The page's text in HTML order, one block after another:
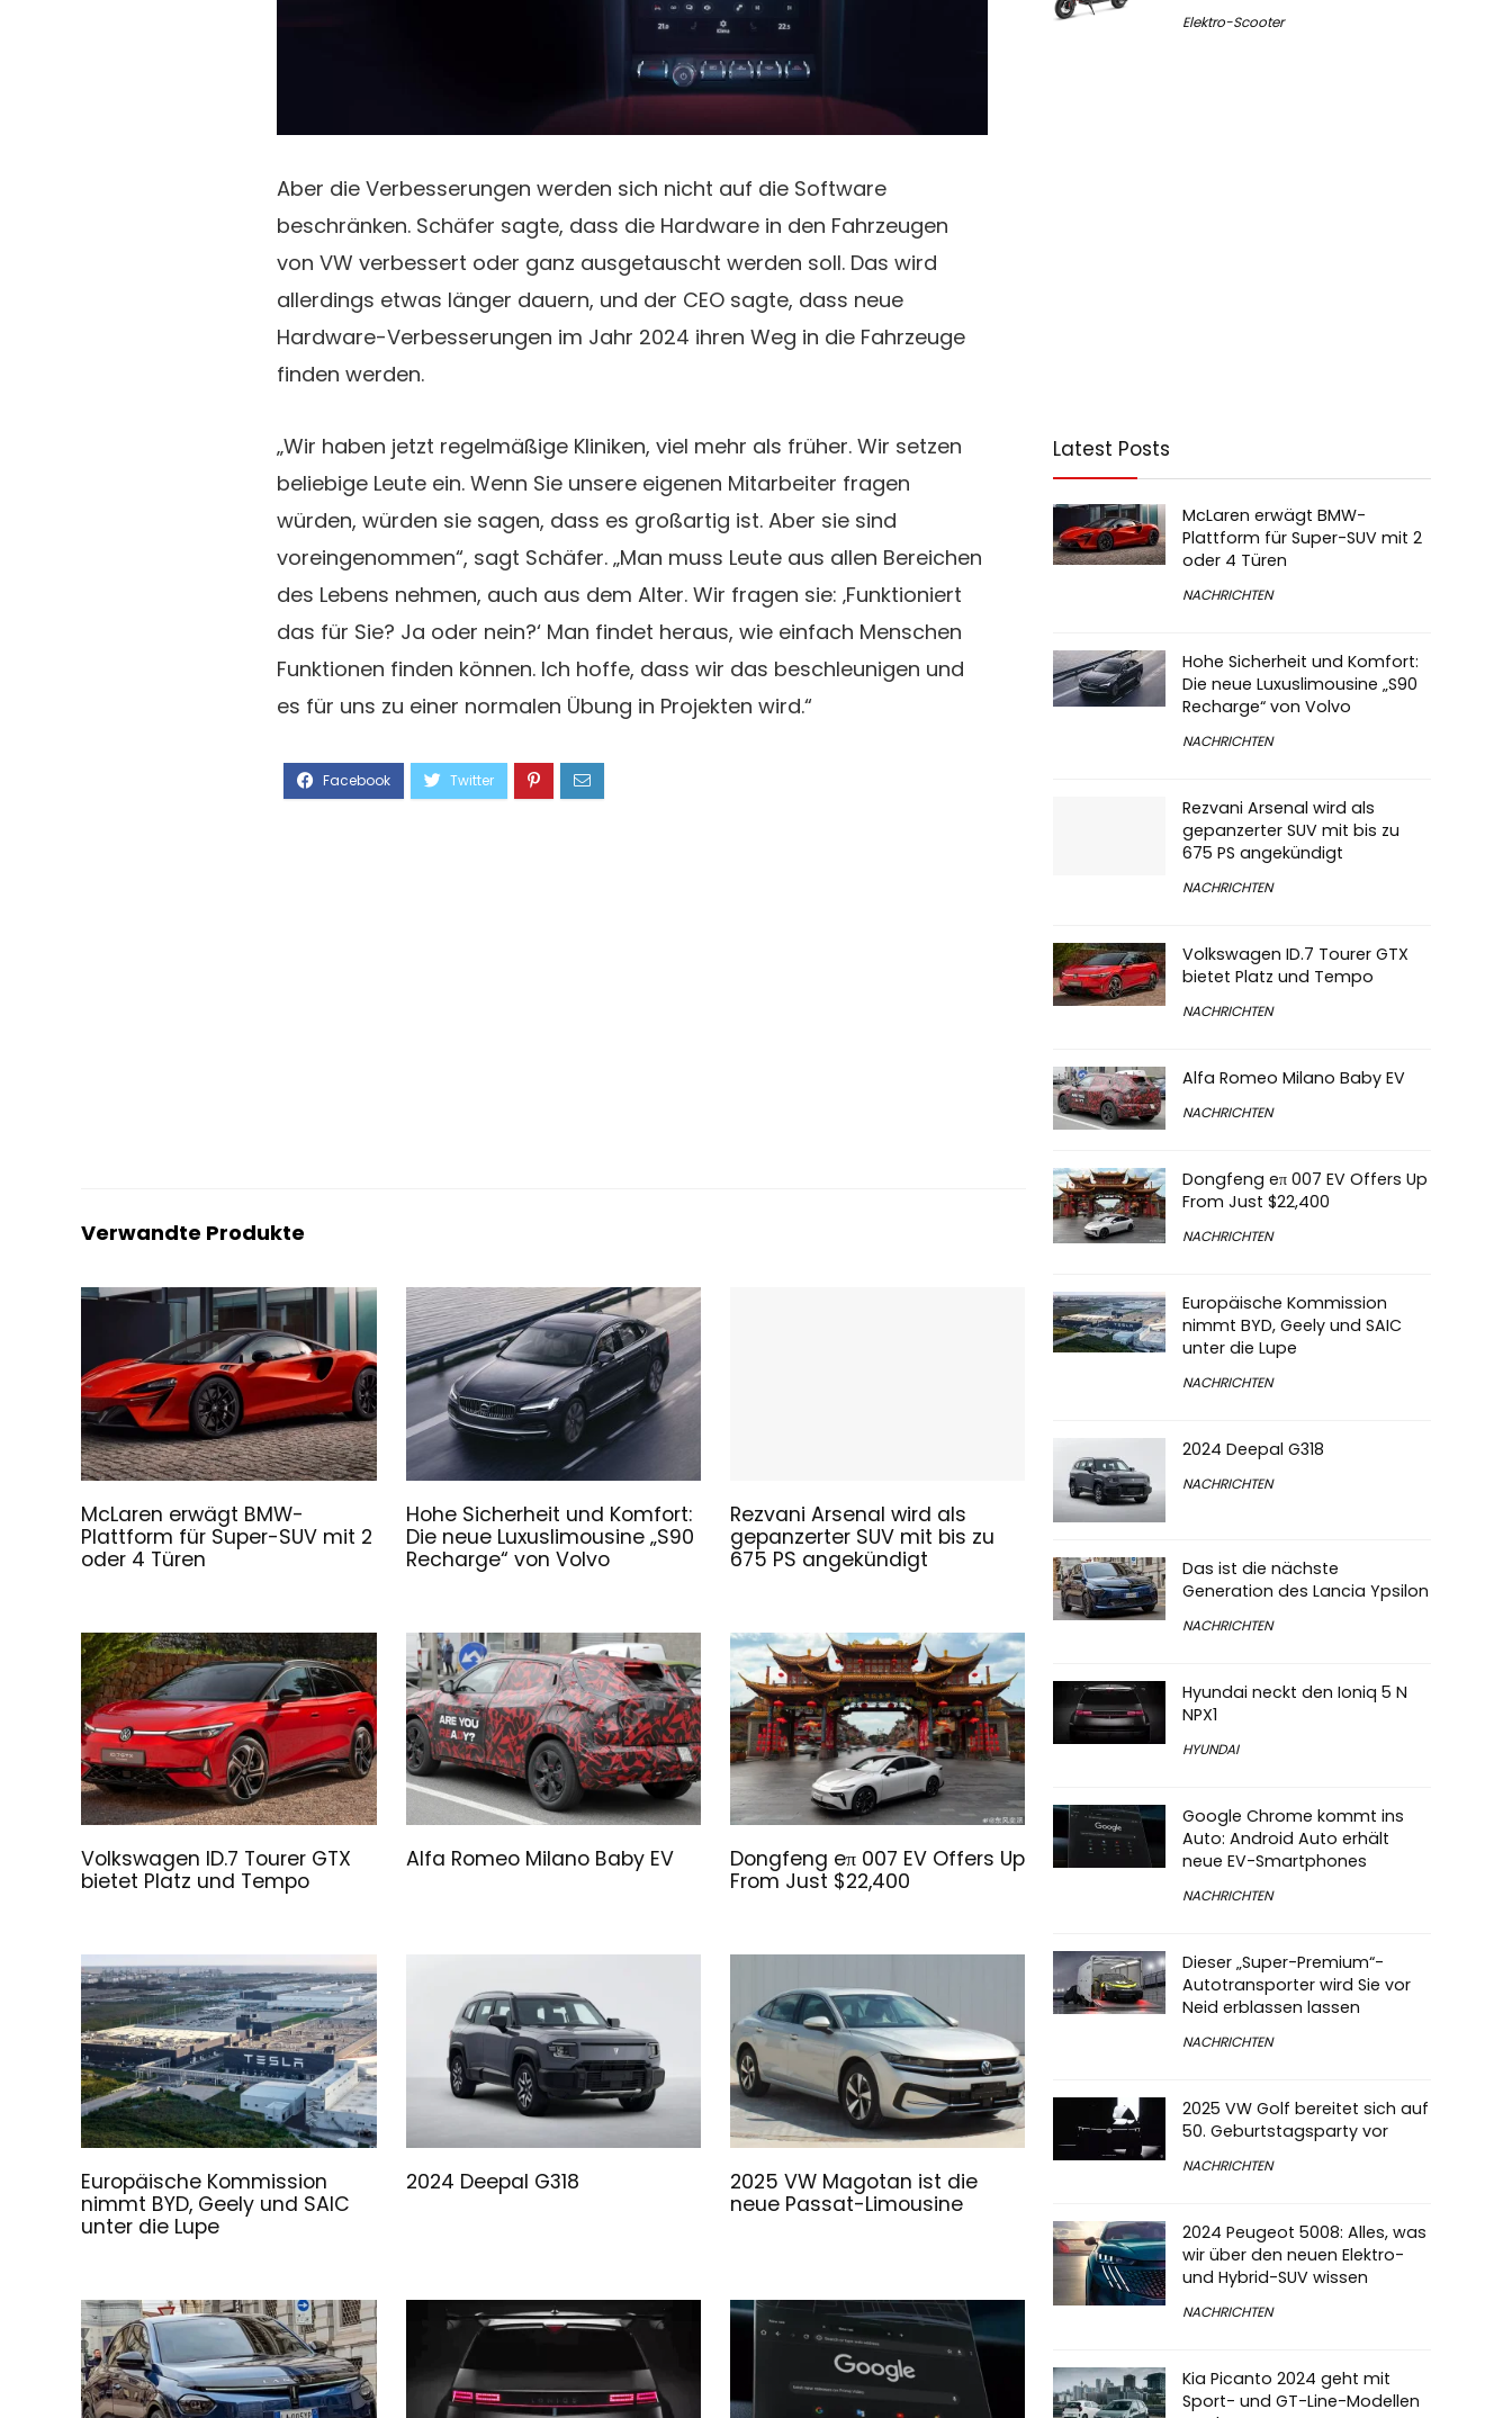
Aber die Verbesserungen werden sich nicht auf die Software
beschränken. Schäfer sagte, dass die Hardware in den Fahrzeugen
von VW verbessert oder ganz ausgetauscht werden soll. Das wird
allerdings etwas länger dauern, und der CEO sagte, dass neue
Hardware-Verbesserungen im Jahr 2024 ihren Weg in die Fahrzeuge
finden werden.
„Wir haben jetzt regelmäßige Kliniken, viel mehr als früher. Wir setzen
beliebige Leute ein. Wenn Sie unsere eigenen Mitarbeiter fragen
würden, würden sie sagen, dass es großartig ist. Aber sie sind
voreingenommen“, sagt Schäfer. „Man muss Leute aus allen Bereichen
des Lebens nehmen, auch aus dem Alter. Wir fragen sie: ‚Funktioniert
das für Sie? Ja oder nein?‘ Man findet heraus, wie einfach Menschen
Funktionen finden können. Ich hoffe, dass wir das beschleunigen und
es für uns zu einer normalen Übung in Projekten wird.“
Verwandte Produkte
McLaren erwägt BMW-
Plattform für Super-SUV mit 2
oder 4 Türen
Hohe Sicherheit und Komfort:
Die neue Luxuslimousine „S90
Recharge“ von Volvo
Rezvani Arsenal wird als
gepanzerter SUV mit bis zu
675 PS angekündigt
Volkswagen ID.7 Tourer GTX
bietet Platz und Tempo
Alfa Romeo Milano Baby EV
Dongfeng eπ 007 EV Offers Up
From Just $22,400
Europäische Kommission
nimmt BYD, Geely und SAIC
unter die Lupe
2024 Deepal G318
2025 VW Magotan ist die
neue Passat-Limousine
Elektro-Scooter
Latest Posts
McLaren erwägt BMW-
Plattform für Super-SUV mit 2
oder 4 Türen
NACHRICHTEN
Hohe Sicherheit und Komfort:
Die neue Luxuslimousine „S90
Recharge“ von Volvo
NACHRICHTEN
Rezvani Arsenal wird als
gepanzerter SUV mit bis zu
675 PS angekündigt
NACHRICHTEN
Volkswagen ID.7 Tourer GTX
bietet Platz und Tempo
NACHRICHTEN
Alfa Romeo Milano Baby EV
NACHRICHTEN
Dongfeng eπ 007 EV Offers Up
From Just $22,400
NACHRICHTEN
Europäische Kommission
nimmt BYD, Geely und SAIC
unter die Lupe
NACHRICHTEN
2024 Deepal G318
NACHRICHTEN
Das ist die nächste
Generation des Lancia Ypsilon
NACHRICHTEN
Hyundai neckt den Ioniq 5 N
NPX1
HYUNDAI
Google Chrome kommt ins
Auto: Android Auto erhält
neue EV-Smartphones
NACHRICHTEN
Dieser „Super-Premium“-
Autotransporter wird Sie vor
Neid erblassen lassen
NACHRICHTEN
2025 VW Golf bereitet sich auf
50. Geburtstagsparty vor
NACHRICHTEN
2024 Peugeot 5008: Alles, was
wir über den neuen Elektro-
und Hybrid-SUV wissen
NACHRICHTEN
Kia Picanto 2024 geht mit
Sport- und GT-Line-Modellen